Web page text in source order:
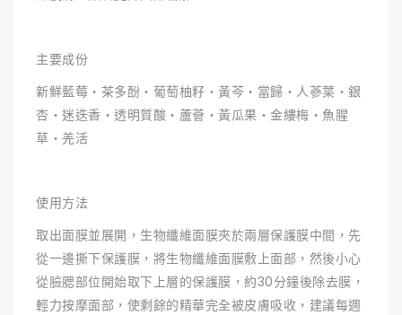
主要成份
新鮮藍莓‧茶多酚‧葡萄柚籽‧黃芩‧當歸‧人蔘葉‧銀
杏‧迷迭香‧透明質酸‧蘆薈‧黃瓜果‧金縷梅‧魚腥
草‧羌活
使用方法
取出面膜並展開，生物纖維面膜夾於兩層保護膜中間，先
從一邊撕下保護膜，將生物纖維面膜敷上面部，然後小心
從臉腮部位開始取下上層的保護膜，約30分鐘後除去膜，
輕力按摩面部，使剩餘的精華完全被皮膚吸收，建議每週